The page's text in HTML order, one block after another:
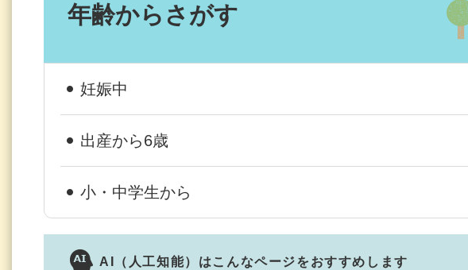
年齢からさがす
妊娠中
出産から6歳
小・中学生から
AI（人工知能）は こんなページをおすすめします